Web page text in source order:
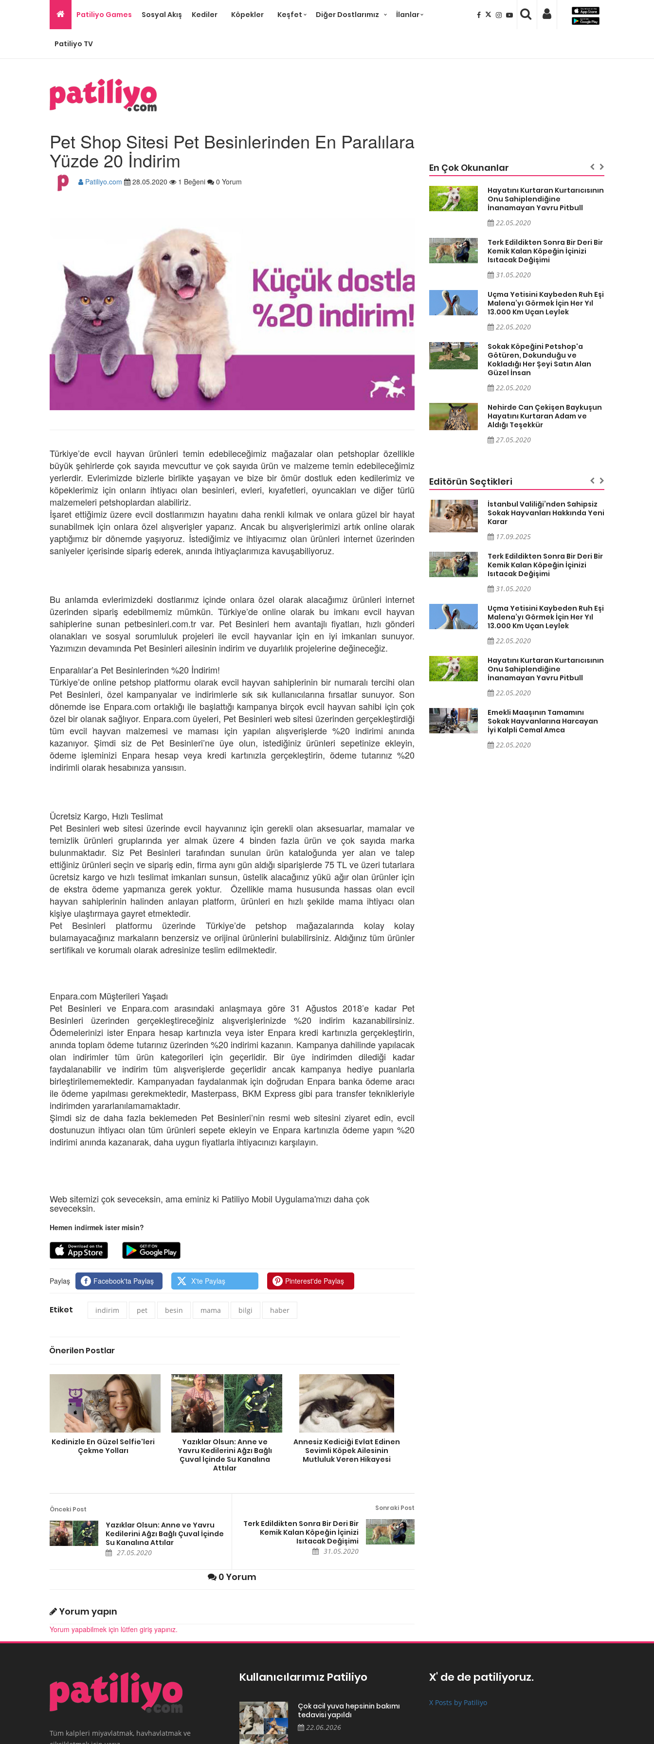
Patiliyo Games Sosyal Akış Kediler Köpekler Keşfet Diğer Dostlarımız İlanlar
Patiliyo TV
Pet Shop Sitesi Pet Besinlerinden En Paralılara
Yüzde 20 İndirim
Patiliyo.com 28.05.2020 1 Beğeni 0 Yorum
Türkiye’de evcil hayvan ürünleri temin edebileceğimiz mağazalar olan petshoplar özellikle
büyük şehirlerde çok sayıda mevcuttur ve çok sayıda ürün ve malzeme temin edebileceğimiz
yerlerdir. Evlerimizde bizlerle birlikte yaşayan ve bize bir ömür dostluk eden kedilerimiz ve
köpeklerimiz için onların ihtiyacı olan besinleri, evleri, kıyafetleri, oyuncakları ve diğer türlü
malzemeleri petshoplardan alabiliriz.
İşaret ettiğimiz üzere evcil dostlarımızın hayatını daha renkli kılmak ve onlara güzel bir hayat
sunabilmek için onlara özel alışverişler yaparız. Ancak bu alışverişlerimizi artık online olarak
yaptığımız bir dönemde yaşıyoruz. İstediğimiz ve ihtiyacımız olan ürünleri internet üzerinden
saniyeler içerisinde sipariş ederek, anında ihtiyaçlarımıza kavuşabiliyoruz.
Bu anlamda evlerimizdeki dostlarımız içinde onlara özel olarak alacağımız ürünleri internet
üzerinden sipariş edebilmemiz mümkün. Türkiye’de online olarak bu imkanı evcil hayvan
sahiplerine sunan petbesinleri.com.tr var. Pet Besinleri hem avantajlı fiyatları, hızlı gönderi
olanakları ve sosyal sorumluluk projeleri ile evcil hayvanlar için en iyi imkanları sunuyor.
Yazımızın devamında Pet Besinleri ailesinin indirim ve duyarlılık projelerine değineceğiz.
Enparalılar’a Pet Besinlerinden %20 İndirim!
Türkiye’de online petshop platformu olarak evcil hayvan sahiplerinin bir numaralı tercihi olan
Pet Besinleri, özel kampanyalar ve indirimlerle sık sık kullanıcılarına fırsatlar sunuyor. Son
dönemde ise Enpara.com ortaklığı ile başlattığı kampanya birçok evcil hayvan sahibi için çok
özel bir olanak sağlıyor. Enpara.com üyeleri, Pet Besinleri web sitesi üzerinden gerçekleştirdiği
tüm evcil hayvan malzemesi ve maması için yapılan alışverişlerde %20 indirimi anında
kazanıyor. Şimdi siz de Pet Besinleri’ne üye olun, istediğiniz ürünleri sepetinize ekleyin,
ödeme işleminizi Enpara hesap veya kredi kartınızla gerçekleştirin, ödeme tutarınız %20
indirimli olarak hesabınıza yansısın.
Ücretsiz Kargo, Hızlı Teslimat
Pet Besinleri web sitesi üzerinde evcil hayvanınız için gerekli olan aksesuarlar, mamalar ve
temizlik ürünleri gruplarında yer almak üzere 4 binden fazla ürün ve çok sayıda marka
bulunmaktadır. Siz Pet Besinleri tarafından sunulan ürün kataloğunda yer alan ve talep
ettiğiniz ürünleri seçin ve sipariş edin, firma aynı gün aldığı siparişlerde 75 TL ve üzeri tutarlara
ücretsiz kargo ve hızlı teslimat imkanları sunsun, üstelik alacağınız yükü ağır olan ürünler için
de ekstra ödeme yapmanıza gerek yoktur. Özellikle mama hususunda hassas olan evcil
hayvan sahiplerinin halinden anlayan platform, ürünleri en hızlı şekilde mama ihtiyacı olan
kişiye ulaştırmaya gayret etmektedir.
Pet Besinleri platformu üzerinde Türkiye’de petshop mağazalarında kolay kolay
bulamayacağınız markaların benzersiz ve orijinal ürünlerini bulabilirsiniz. Aldığınız tüm ürünler
sertifikalı ve korumalı olarak adresinize teslim edilmektedir.
Enpara.com Müşterileri Yaşadı
Pet Besinleri ve Enpara.com arasındaki anlaşmaya göre 31 Ağustos 2018’e kadar Pet
Besinleri üzerinden gerçekleştireceğiniz alışverişlerinizde %20 indirim kazanabilirsiniz.
Ödemelerinizi ister Enpara hesap kartınızla veya ister Enpara kredi kartınızla gerçekleştirin,
anında toplam ödeme tutarınız üzerinden %20 indirimi kazanın. Kampanya dahilinde yapılacak
olan indirimler tüm ürün kategorileri için geçerlidir. Bir üye indirimden dilediği kadar
faydalanabilir ve indirim tüm alışverişlerde geçerlidir ancak kampanya hediye puanlarla
birleştirilememektedir. Kampanyadan faydalanmak için doğrudan Enpara banka ödeme aracı
ile ödeme yapılması gerekmektedir, Masterpass, BKM Express gibi para transfer teknikleriyle
indirimden yararlanılamamaktadır.
Şimdi siz de daha fazla beklemeden Pet Besinleri’nin resmi web sitesini ziyaret edin, evcil
dostunuzun ihtiyacı olan tüm ürünleri sepete ekleyin ve Enpara kartınızla ödeme yapın %20
indirimi anında kazanarak, daha uygun fiyatlarla ihtiyacınızı karşılayın.
Web sitemizi çok seveceksin, ama eminiz ki Patiliyo Mobil Uygulama'mızı daha çok
seveceksin.
Hemen indirmek ister misin?
Paylaş Facebook'ta Paylaş X'te Paylaş Pinterest'de Paylaş
Etiket indirim pet besin mama bilgi haber
Önerilen Postlar
Kedinizle En Güzel Selfie'leri
Çekme Yolları
Yazıklar Olsun: Anne ve
Yavru Kedilerini Ağzı Bağlı
Çuval İçinde Su Kanalına
Attılar
Annesiz Kediciği Evlat Edinen
Sevimli Köpek Ailesinin
Mutluluk Veren Hikayesi
Önceki Post
Yazıklar Olsun: Anne ve Yavru
Kedilerini Ağzı Bağlı Çuval İçinde
Su Kanalına Attılar
27.05.2020
Sonraki Post
Terk Edildikten Sonra Bir Deri Bir
Kemik Kalan Köpeğin İçinizi
Isıtacak Değişimi
31.05.2020
0 Yorum
Yorum yapın
Yorum yapabilmek için lütfen giriş yapınız.
En Çok Okunanlar
Terk Edildikten Sonra Bir Deri Bir
Kemik Kalan Köpeğin İçinizi
Isıtacak Değişimi
31.05.2020
Uçma Yetisini Kaybeden Ruh Eşi
Malena’yı Görmek İçin Her Yıl
13.000 Km Uçan Leylek
22.05.2020
Sokak Köpeğini Petshop'a
Götüren, Dokunduğu ve
Kokladığı Her Şeyi Satın Alan
Güzel İnsan
22.05.2020
Nehirde Can Çekişen Baykuşun
31.05.2020
Uçma Yetisini Kaybeden Ruh Eşi
Malena’yı Görmek İçin Her Yıl
13.000 Km Uçan Leylek
22.05.2020
Götüren, Dokunduğu ve
Hayatını Kurtaran Kurtarıcısının
Onu Sahiplendiğine
İnanamayan Yavru Pitbull
22.05.2020
Terk Edildikten Sonra Bir Deri Bir
Kemik Kalan Köpeğin İçinizi
Isıtacak Değişimi
31.05.2020
Uçma Yetisini Kaybeden Ruh Eşi
Malena’yı Görmek İçin Her Yıl
13.000 Km Uçan Leylek
22.05.2020
Sokak Köpeğini Petshop'a
Götüren, Dokunduğu ve
Kokladığı Her Şeyi Satın Alan
Güzel İnsan
22.05.2020
Nehirde Can Çekişen Baykuşun
Hayatını Kurtaran Adam ve
Aldığı Teşekkür
27.05.2020
Editörün Seçtikleri
Sahnede Eşlik
Sokak Köpeğini
Tekerlekleri
Yardım Elini
Kanyona
Hareket: Müge Anlı
Haczedilmesine
Fenomeni Olan 12
Melek Oldu
Çamura Bulanmış Tilkiyi Hayata
Döndüren İnsanlar ve İç Isıtan
Son Hali
22.05.2020
Kimselerin İstemediği Kediyi
Canavar Diye İlan Edilen Yavru
Kedinin Muhteşem Hayata
Dönüş Hikayesi
26.05.2020
Açıklama Geldi
22.05.2020
MasterChef Programı İle
Tanınan Murat Özdemir’in
Papağan İşkence Videosu
22.05.2020
Halde Bulunan Yavru Köpeğin
Hayata Tutunma Hikayesi
22.05.2020
Evsiz Adamı Hastane Kapısında
Yakılarak Öldürülmüş Halde
Bulunan Yavru Kedinin Hüzün
Dolu Hikayesi
22.05.2020
Üniversite Öğrencileri Kedi ve
Yazık Çok Yazık: Japonya,
Uğruna 650 Bin Ağaç Kesilen
Sinop Nükleer Santralinden
Vazgeçti
22.05.2020
İstanbul Valiliği’nden Sahipsiz
Sokak Hayvanları Hakkında Yeni
Karar
17.09.2025
Terk Edildikten Sonra Bir Deri Bir
Kemik Kalan Köpeğin İçinizi
Isıtacak Değişimi
31.05.2020
Uçma Yetisini Kaybeden Ruh Eşi
Malena’yı Görmek İçin Her Yıl
13.000 Km Uçan Leylek
22.05.2020
Hayatını Kurtaran Kurtarıcısının
Onu Sahiplendiğine
İnanamayan Yavru Pitbull
22.05.2020
Emekli Maaşının Tamamını
Sokak Hayvanlarına Harcayan
İyi Kalpli Cemal Amca
22.05.2020
Tüm kalpleri miyavlatmak, havhavlatmak ve
Kullanıcılarımız Patiliyo
Çok acil yuva hepsinin bakımı
tedavisi yapıldı
22.06.2026
X' de de patiliyoruz.
X Posts by Patiliyo